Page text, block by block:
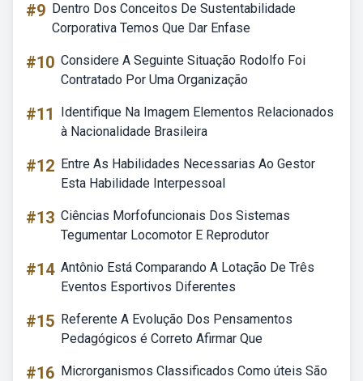
#9 Dentro Dos Conceitos De Sustentabilidade
Corporativa Temos Que Dar Enfase
#10 Considere A Seguinte Situação Rodolfo Foi
Contratado Por Uma Organização
#11
Identifique Na Imagem Elementos Relacionados
à Nacionalidade Brasileira
#12 Entre As Habilidades Necessarias Ao Gestor
Esta Habilidade Interpessoal
#13 Ciências Morfofuncionais Dos Sistemas
Tegumentar Locomotor E Reprodutor
#14 Antônio Está Comparando A Lotação De Três
Eventos Esportivos Diferentes
#15 Referente A Evolução Dos Pensamentos
Pedagógicos é Correto Afirmar Que
#16 Microrganismos Classificados Como úteis São